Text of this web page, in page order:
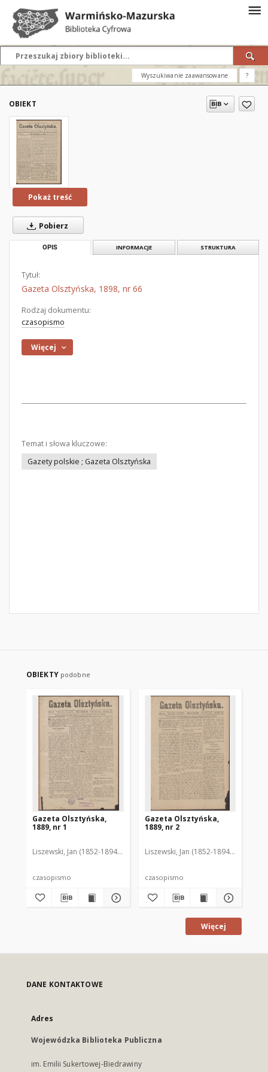
Wyszukiwanie zaawansowane ?
OBIEKT
Pokaż treść
Pobierz
OPIS INFORMACJE STRUKTURA
Tytuł:
Gazeta Olsztyńska, 1898, nr 66
Rodzaj dokumentu:
czasopismo
Więcej
Temat i słowa kluczowe:
Gazety polskie ; Gazeta Olsztyńska
OBIEKTY podobne
Gazeta Olsztyńska,
1889, nr 1
Liszewski, Jan (1852-1894). Red.
czasopismo
Gazeta Olsztyńska,
1889, nr 2
Liszewski, Jan (1852-1894). Red.
czasopismo
Więcej
DANE KONTAKTOWE
Adres
Wojewódzka Biblioteka Publiczna
im. Emilii Sukertowej-Biedrawiny